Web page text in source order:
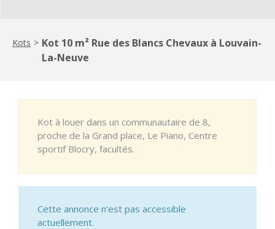
Kots > Kot 10 m² Rue des Blancs Chevaux à Louvain-
La-Neuve
Kot à louer dans un communautaire de 8,
proche de la Grand place, Le Piano, Centre
sportif Blocry, facultés.
Cette annonce n'est pas accessible
actuellement.